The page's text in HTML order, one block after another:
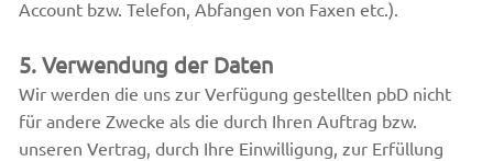
Account bzw. Telefon, Abfangen von Faxen etc.).
5. Verwendung der Daten
Wir werden die uns zur Verfügung gestellten pbD nicht
für andere Zwecke als die durch Ihren Auftrag bzw.
unseren Vertrag, durch Ihre Einwilligung, zur Erfüllung